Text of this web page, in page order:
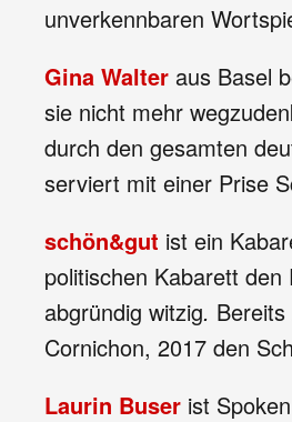
unverkennbaren
Gina Walter aus Basel
sie nicht mehr
durch den gesamten
serviert mit einer Prise
schön&gut ist ein
politischen Kabarett
abgründig witzig.
Cornichon, 2017 den
Laurin Buser ist